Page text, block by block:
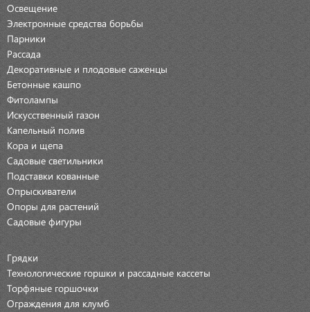
Освещение
Электронные средства борьбы
Парники
Рассада
Декоративные и плодовые саженцы
Бетонные кашпо
Фитолампы
Искусственный газон
Капельный полив
Кора и щепа
Садовые светильники
Подставки кованные
Опрыскиватели
Опоры для растений
Садовые фигуры
Грядки
Технологические горшки и рассадные кассеты
Торфяные горшочки
Ограждения для клумб